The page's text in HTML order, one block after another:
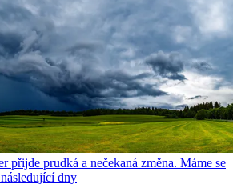
přijde prudká a nečekaná změna. Máme se
dny